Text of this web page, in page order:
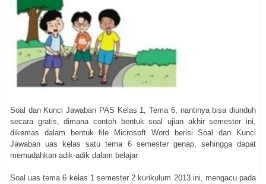
Soal dan Kunci Jawaban PAS Kelas 1, Tema 6, nantinya bisa diunduh
secara gratis, dimana contoh bentuk soal ujian akhir semester ini,
dikemas dalam bentuk file Microsoft Word berisi Soal dan Kunci
Jawaban uas kelas satu tema 6 semester genap, sehingga dapat
memudahkan adik-adik dalam belajar
Soal uas tema 6 kelas 1 semester 2 kurikulum 2013 ini, mengacu pada